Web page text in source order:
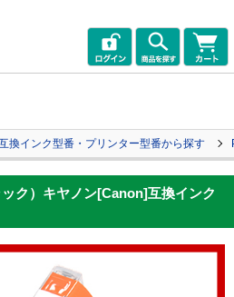
換インク型番・プリンター型番から探す
ク）キヤノン[Canon]互換インク